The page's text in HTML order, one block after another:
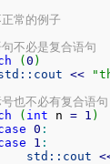
常的例子
不必是复合语句
( 0 )
cout <<
也不必有复合语句
( int n = 1 )
0 :
1 :
std:: cout